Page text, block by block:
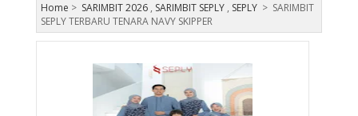
Home > SARIMBIT 2026, SARIMBIT SEPLY, SEPLY > SARIMBIT
SEPLY TERBARU TENARA NAVY SKIPPER